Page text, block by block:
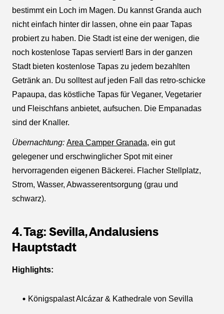
bestimmt ein Loch im Magen. Du kannst Granda auch
nicht einfach hinter dir lassen, ohne ein paar Tapas
probiert zu haben. Die Stadt ist eine der wenigen, die
noch kostenlose Tapas serviert! Bars in der ganzen
Stadt bieten kostenlose Tapas zu jedem bezahlten
Getränk an. Du solltest auf jeden Fall das retro-schicke
Papaupa, das köstliche Tapas für Veganer, Vegetarier
und Fleischfans anbietet, aufsuchen. Die Empanadas
sind der Knaller.
Übernachtung: Area Camper Granada, ein gut
gelegener und erschwinglicher Spot mit einer
hervorragenden eigenen Bäckerei. Flacher Stellplatz,
Strom, Wasser, Abwasserentsorgung (grau und
schwarz).
4. Tag: Sevilla, Andalusiens
Hauptstadt
Highlights:
Königspalast Alcázar & Kathedrale von Sevilla